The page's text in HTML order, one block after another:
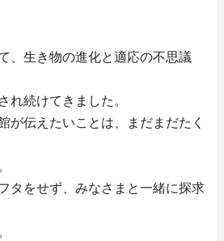
き物の進化と適応の不思議
けてきました。
えたいことは、まだまだたく
せず、みなさまと一緒に探求